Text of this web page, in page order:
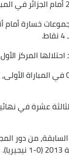
المركز الأول
وفاز منتخب "النسور" على جنوب
عشرة في